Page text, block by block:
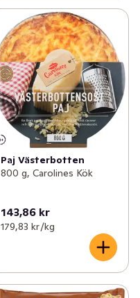
Paj Västerbotten
800 g, Carolines Kök
143,86 kr
179,83 kr /kg